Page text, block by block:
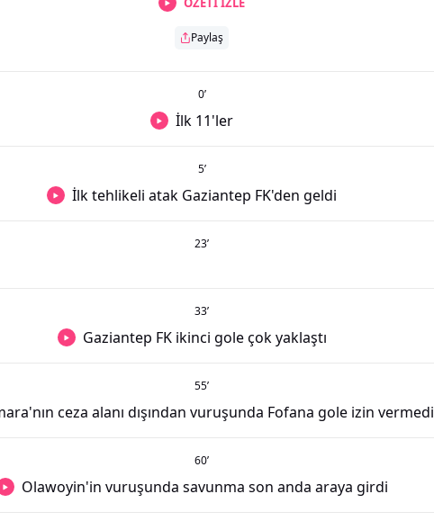
Paylaş
0’
İlk 11'ler
5’
İlk tehlikeli atak Gaziantep FK'den geldi
23’
33’
Gaziantep FK ikinci gole çok yaklaştı
55’
ceza alanı dışından vuruşunda Fofana gole izin vermedi
60’
Olawoyin'in vuruşunda savunma son anda araya girdi